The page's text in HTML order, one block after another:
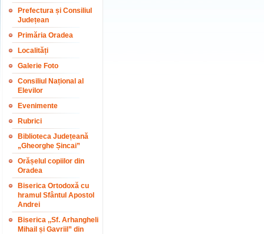
Prefectura și Consiliul
Județean
Primăria Oradea
Localități
Galerie Foto
Consiliul Național al
Elevilor
Evenimente
Rubrici
Biblioteca Județeană
„Gheorghe Șincai”
Orășelul copiilor din
Oradea
Biserica Ortodoxă cu
hramul Sfântul Apostol
Andrei
Biserica ,,Sf. Arhangheli
Mihail și Gavriil” din